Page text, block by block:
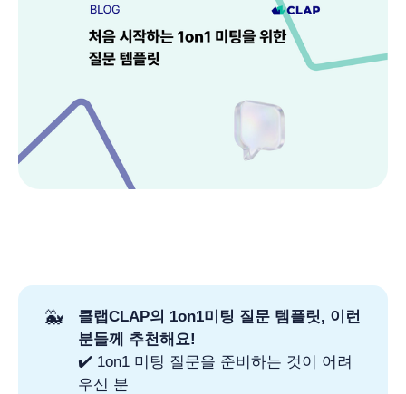
🐳
클랩CLAP의 1on1미팅 질문 템플릿, 이런
분들께 추천해요!
✔️ 1on1 미팅 질문을 준비하는 것이 어려
우신 분